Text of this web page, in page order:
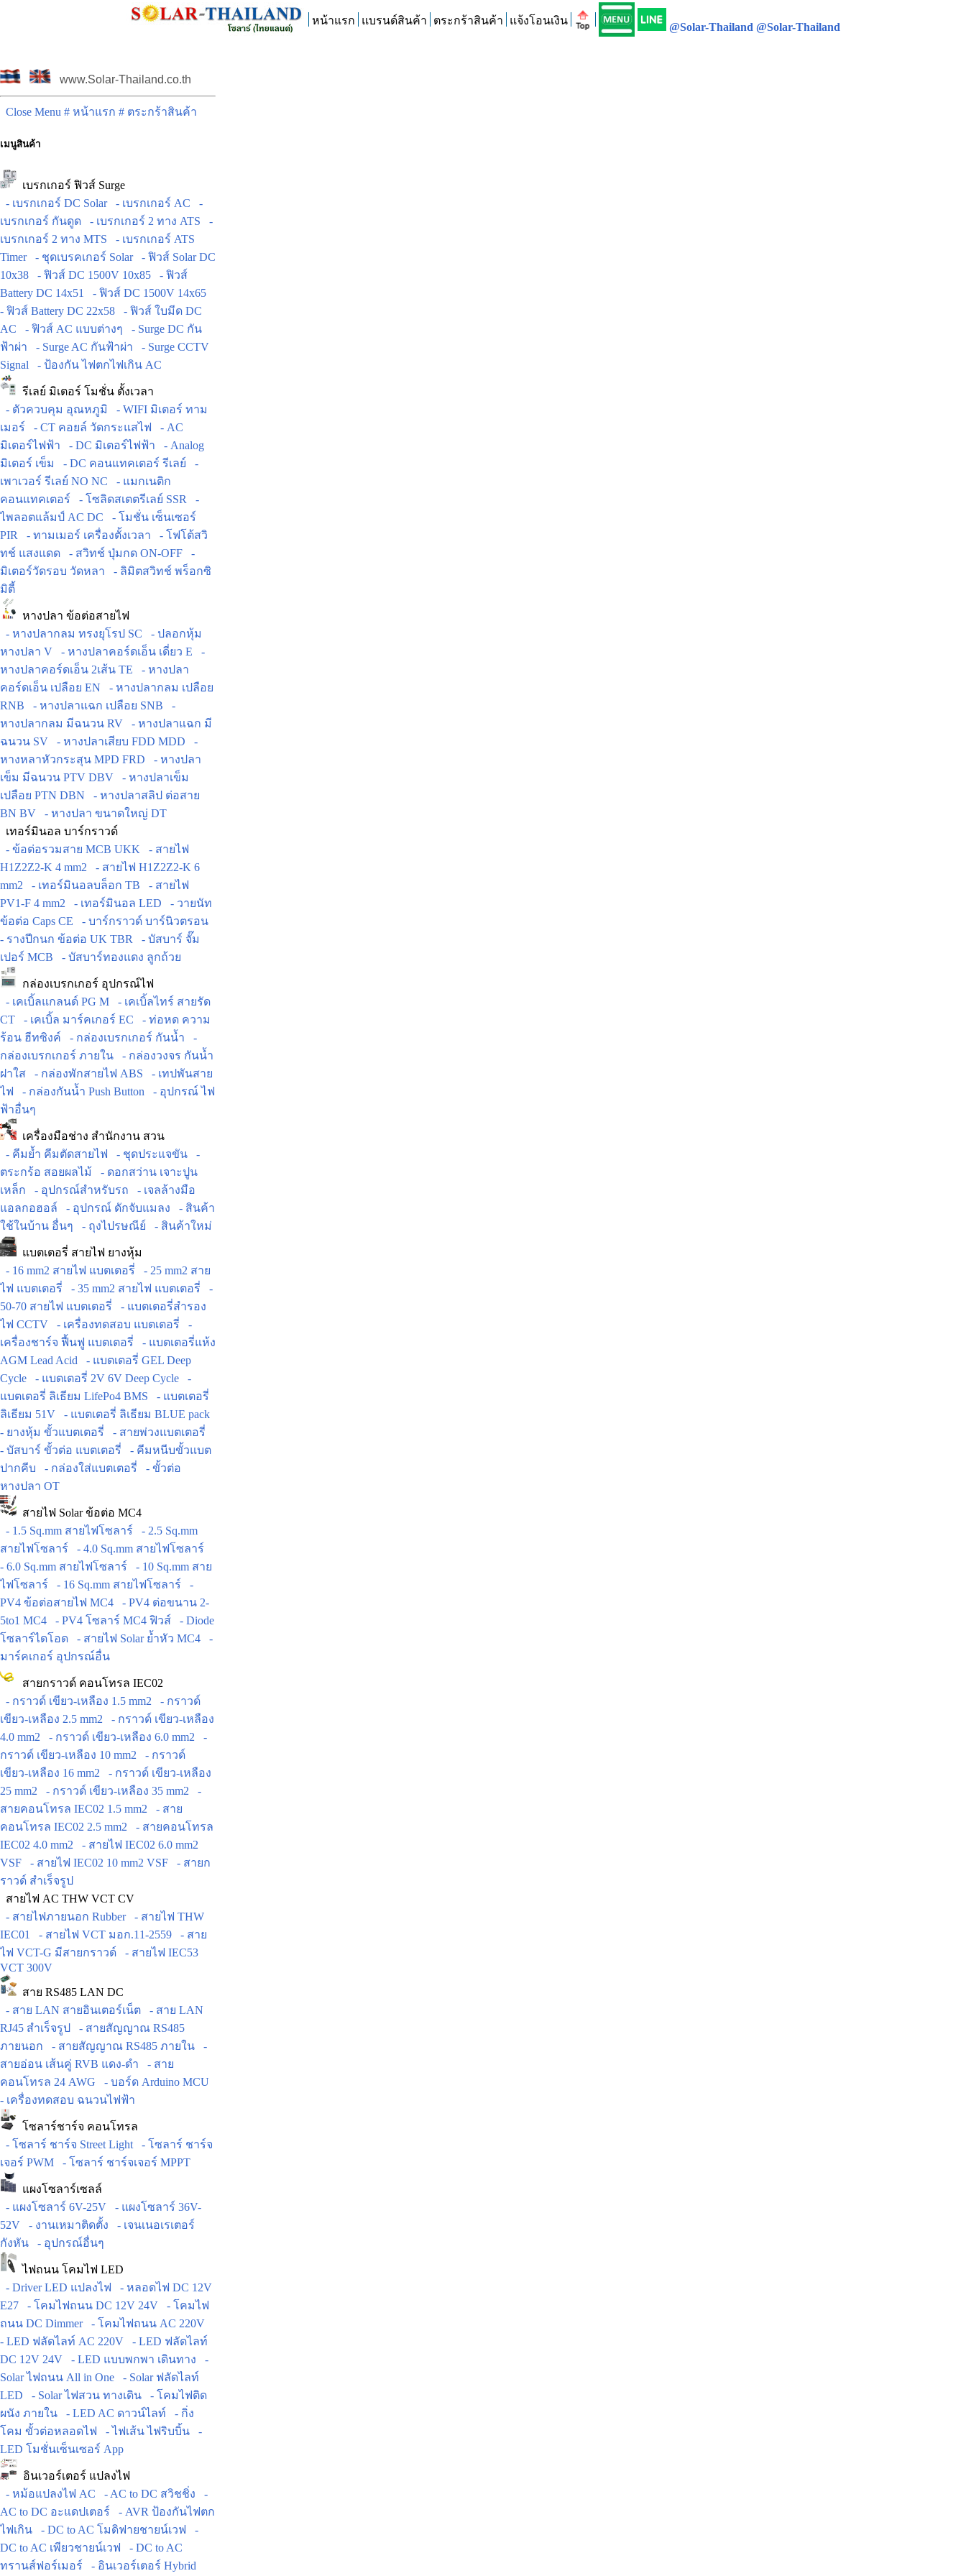
หน้าแรก แบรนด์สินค้า ตระกร้าสินค้า แจ้งโอนเงิน
@Solar-Thailand @Solar-Thailand
www.Solar-Thailand.co.th
Close Menu # หน้าแรก # ตระกร้าสินค้า
เมนูสินค้า
เบรกเกอร์ ฟิวส์ Surge
- เบรกเกอร์ DC Solar
- เบรกเกอร์ AC
-
เบรกเกอร์ กันดูด
- เบรกเกอร์ 2 ทาง ATS
-
เบรกเกอร์ 2 ทาง MTS
- เบรกเกอร์ ATS
Timer
- ชุดเบรคเกอร์ Solar
- ฟิวส์ Solar DC
10x38
- ฟิวส์ DC 1500V 10x85
- ฟิวส์
Battery DC 14x51
- ฟิวส์ DC 1500V 14x65
- ฟิวส์ Battery DC 22x58
- ฟิวส์ ใบมีด DC
AC
- ฟิวส์ AC แบบต่างๆ
- Surge DC กัน
ฟ้าผ่า
- Surge AC กันฟ้าผ่า
- Surge CCTV
Signal
- ป้องกัน ไฟตกไฟเกิน AC
รีเลย์ มิเตอร์ โมชั่น ตั้งเวลา
- ตัวควบคุม อุณหภูมิ
- WIFI มิเตอร์ ทาม
เมอร์
- CT คอยล์ วัดกระแสไฟ
- AC
มิเตอร์ไฟฟ้า
- DC มิเตอร์ไฟฟ้า
- Analog
มิเตอร์ เข็ม
- DC คอนแทคเตอร์ รีเลย์
-
เพาเวอร์ รีเลย์ NO NC
- แมกเนติก
คอนแทคเตอร์
- โซลิดสเตตรีเลย์ SSR
-
ไพลอตแล้มป์ AC DC
- โมชั่น เซ็นเซอร์
PIR
- ทามเมอร์ เครื่องตั้งเวลา
- โฟโต้สวิ
ทช์ แสงแดด
- สวิทช์ ปุ่มกด ON-OFF
-
มิเตอร์วัดรอบ วัดหลา
- ลิมิตสวิทช์ พร็อกซิ
มิตี้
หางปลา ข้อต่อสายไฟ
- หางปลากลม ทรงยุโรป SC
- ปลอกหุ้ม
หางปลา V
- หางปลาคอร์ดเอ็น เดี่ยว E
-
หางปลาคอร์ดเอ็น 2เส้น TE
- หางปลา
คอร์ดเอ็น เปลือย EN
- หางปลากลม เปลือย
RNB
- หางปลาแฉก เปลือย SNB
-
หางปลากลม มีฉนวน RV
- หางปลาแฉก มี
ฉนวน SV
- หางปลาเสียบ FDD MDD
-
หางหลาหัวกระสุน MPD FRD
- หางปลา
เข็ม มีฉนวน PTV DBV
- หางปลาเข็ม
เปลือย PTN DBN
- หางปลาสลิป ต่อสาย
BN BV
- หางปลา ขนาดใหญ่ DT
เทอร์มินอล บาร์กราวด์
- ข้อต่อรวมสาย MCB UKK
- สายไฟ
H1Z2Z2-K 4 mm2
- สายไฟ H1Z2Z2-K 6
mm2
- เทอร์มินอลบล็อก TB
- สายไฟ
PV1-F 4 mm2
- เทอร์มินอล LED
- วายนัท
ข้อต่อ Caps CE
- บาร์กราวด์ บาร์นิวตรอน
- รางปีกนก ข้อต่อ UK TBR
- บัสบาร์ จั๊ม
เปอร์ MCB
- บัสบาร์ทองแดง ลูกถ้วย
กล่องเบรกเกอร์ อุปกรณ์ไฟ
- เคเบิ้ลแกลนด์ PG M
- เคเบิ้ลไทร์ สายรัด
CT
- เคเบิ้ล มาร์คเกอร์ EC
- ท่อหด ความ
ร้อน ฮีทซิงค์
- กล่องเบรกเกอร์ กันน้ำ
-
กล่องเบรกเกอร์ ภายใน
- กล่องวงจร กันน้ำ
ฝาใส
- กล่องพักสายไฟ ABS
- เทปพันสาย
ไฟ
- กล่องกันน้ำ Push Button
- อุปกรณ์ ไฟ
ฟ้าอื่นๆ
เครื่องมือช่าง สำนักงาน สวน
- คีมย้ำ คีมตัดสายไฟ
- ชุดประแจขัน
-
ตระกร้อ สอยผลไม้
- ดอกสว่าน เจาะปูน
เหล็ก
- อุปกรณ์สำหรับรถ
- เจลล้างมือ
แอลกอฮอล์
- อุปกรณ์ ดักจับแมลง
- สินค้า
ใช้ในบ้าน อื่นๆ
- ถุงไปรษณีย์ - สินค้าใหม่
แบตเตอรี่ สายไฟ ยางหุ้ม
- 16 mm2 สายไฟ แบตเตอรี่
- 25 mm2 สาย
ไฟ แบตเตอรี่
- 35 mm2 สายไฟ แบตเตอรี่
-
50-70 สายไฟ แบตเตอรี่
- แบตเตอรี่สำรอง
ไฟ CCTV
- เครื่องทดสอบ แบตเตอรี่
-
เครื่องชาร์จ ฟื้นฟู แบตเตอรี่
- แบตเตอรี่แห้ง
AGM Lead Acid
- แบตเตอรี่ GEL Deep
Cycle
- แบตเตอรี่ 2V 6V Deep Cycle
-
แบตเตอรี่ ลิเธียม LifePo4 BMS
- แบตเตอรี่
ลิเธียม 51V
- แบตเตอรี่ ลิเธียม BLUE pack
- ยางหุ้ม ขั้วแบตเตอรี่
- สายพ่วงแบตเตอรี่
- บัสบาร์ ขั้วต่อ แบตเตอรี่
- คีมหนีบขั้วแบต
ปากคีบ
- กล่องใส่แบตเตอรี่
- ขั้วต่อ
หางปลา OT
สายไฟ Solar ข้อต่อ MC4
- 1.5 Sq.mm สายไฟโซลาร์
- 2.5 Sq.mm
สายไฟโซลาร์
- 4.0 Sq.mm สายไฟโซลาร์
- 6.0 Sq.mm สายไฟโซลาร์
- 10 Sq.mm สาย
ไฟโซลาร์
- 16 Sq.mm สายไฟโซลาร์
-
PV4 ข้อต่อสายไฟ MC4
- PV4 ต่อขนาน 2-
5to1 MC4
- PV4 โซลาร์ MC4 ฟิวส์
- Diode
โซลาร์ไดโอด
- สายไฟ Solar ย้ำหัว MC4
-
มาร์คเกอร์ อุปกรณ์อื่น
สายกราวด์ คอนโทรล IEC02
- กราวด์ เขียว-เหลือง 1.5 mm2
- กราวด์
เขียว-เหลือง 2.5 mm2
- กราวด์ เขียว-เหลือง
4.0 mm2
- กราวด์ เขียว-เหลือง 6.0 mm2
-
กราวด์ เขียว-เหลือง 10 mm2
- กราวด์
เขียว-เหลือง 16 mm2
- กราวด์ เขียว-เหลือง
25 mm2
- กราวด์ เขียว-เหลือง 35 mm2
-
สายคอนโทรล IEC02 1.5 mm2
- สาย
คอนโทรล IEC02 2.5 mm2
- สายคอนโทรล
IEC02 4.0 mm2
- สายไฟ IEC02 6.0 mm2
VSF
- สายไฟ IEC02 10 mm2 VSF
- สายก
ราวด์ สำเร็จรูป
สายไฟ AC THW VCT CV
- สายไฟภายนอก Rubber
- สายไฟ THW
IEC01
- สายไฟ VCT มอก.11-2559
- สาย
ไฟ VCT-G มีสายกราวด์
- สายไฟ IEC53
VCT 300V
สาย RS485 LAN DC
- สาย LAN สายอินเตอร์เน็ต
- สาย LAN
RJ45 สำเร็จรูป
- สายสัญญาณ RS485
ภายนอก
- สายสัญญาณ RS485 ภายใน
-
สายอ่อน เส้นคู่ RVB แดง-ดำ
- สาย
คอนโทรล 24 AWG
- บอร์ด Arduino MCU
- เครื่องทดสอบ ฉนวนไฟฟ้า
โซลาร์ชาร์จ คอนโทรล
- โซลาร์ ชาร์จ Street Light
- โซลาร์ ชาร์จ
เจอร์ PWM
- โซลาร์ ชาร์จเจอร์ MPPT
แผงโซลาร์เซลล์
- แผงโซลาร์ 6V-25V
- แผงโซลาร์ 36V-
52V
- งานเหมาติดตั้ง
- เจนเนอเรเตอร์
กังหัน
- อุปกรณ์อื่นๆ
ไฟถนน โคมไฟ LED
- Driver LED แปลงไฟ
- หลอดไฟ DC 12V
E27
- โคมไฟถนน DC 12V 24V
- โคมไฟ
ถนน DC Dimmer
- โคมไฟถนน AC 220V
- LED ฟลัดไลท์ AC 220V
- LED ฟลัดไลท์
DC 12V 24V
- LED แบบพกพา เดินทาง
-
Solar ไฟถนน All in One
- Solar ฟลัดไลท์
LED
- Solar ไฟสวน ทางเดิน
- โคมไฟติด
ผนัง ภายใน
- LED AC ดาวน์ไลท์
- กิ่ง
โคม ขั้วต่อหลอดไฟ
- ไฟเส้น ไฟริบบิ้น
-
LED โมชั่นเซ็นเซอร์ App
อินเวอร์เตอร์ แปลงไฟ
- หม้อแปลงไฟ AC
- AC to DC สวิชชิ่ง
-
AC to DC อะแดปเตอร์
- AVR ป้องกันไฟตก
ไฟเกิน
- DC to AC โมดิฟายชายน์เวฟ
-
DC to AC เพียวชายน์เวฟ
- DC to AC
ทรานส์ฟอร์เมอร์
- อินเวอร์เตอร์ Hybrid